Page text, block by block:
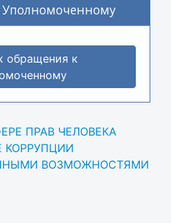
обращения к
ПРАВ ЧЕЛОВЕКА
КОРРУПЦИИ
ВОЗМОЖНОСТЯМИ